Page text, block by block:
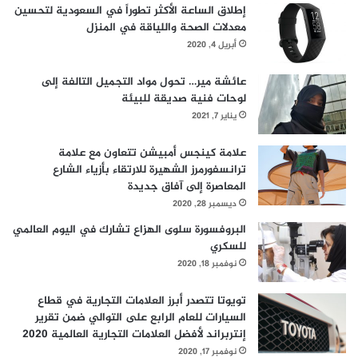
المضادة للالتهابات- على تحفيز خلايا الجلد الجديدة، ومنع تأثير
الشمس الضار على الشفتين.
نصائح للحصول على شفاه وردية وناعمة
اتبعي روتينًا يوميًّا للعناية بشفتيكِ، حتى تحافظي عليهما من
الجفاف والتشقق، وهو ما سيحافظ تلقائيًّا على لونهما الطبيعي. لا
تكثري من وضع أحمر الشفاه، فأغلب مستحضرات التجميل يحتوي
إطلاق الساعة الأكثر تطوراً في السعودية لتحسين
معدلات الصحة واللياقة في المنزل
أبريل 4, 2020
عائشة مير… تحول مواد التجميل التالفة إلى
لوحات فنية صديقة للبيئة
يناير 7, 2021
علامة كينجس أمبيشن تتعاون مع علامة
ترانسفورمرز الشهيرة للارتقاء بأزياء الشارع
المعاصرة إلى آفاق جديدة
ديسمبر 28, 2020
البروفسورة سلوى الهزاع تشارك في اليوم العالمي
للسكري
نوفمبر 18, 2020
تويوتا تتصدر أبرز العلامات التجارية في قطاع
السيارات للعام الرابع على التوالي ضمن تقرير
إنتربراند لأفضل العلامات التجارية العالمية 2020
نوفمبر 17, 2020